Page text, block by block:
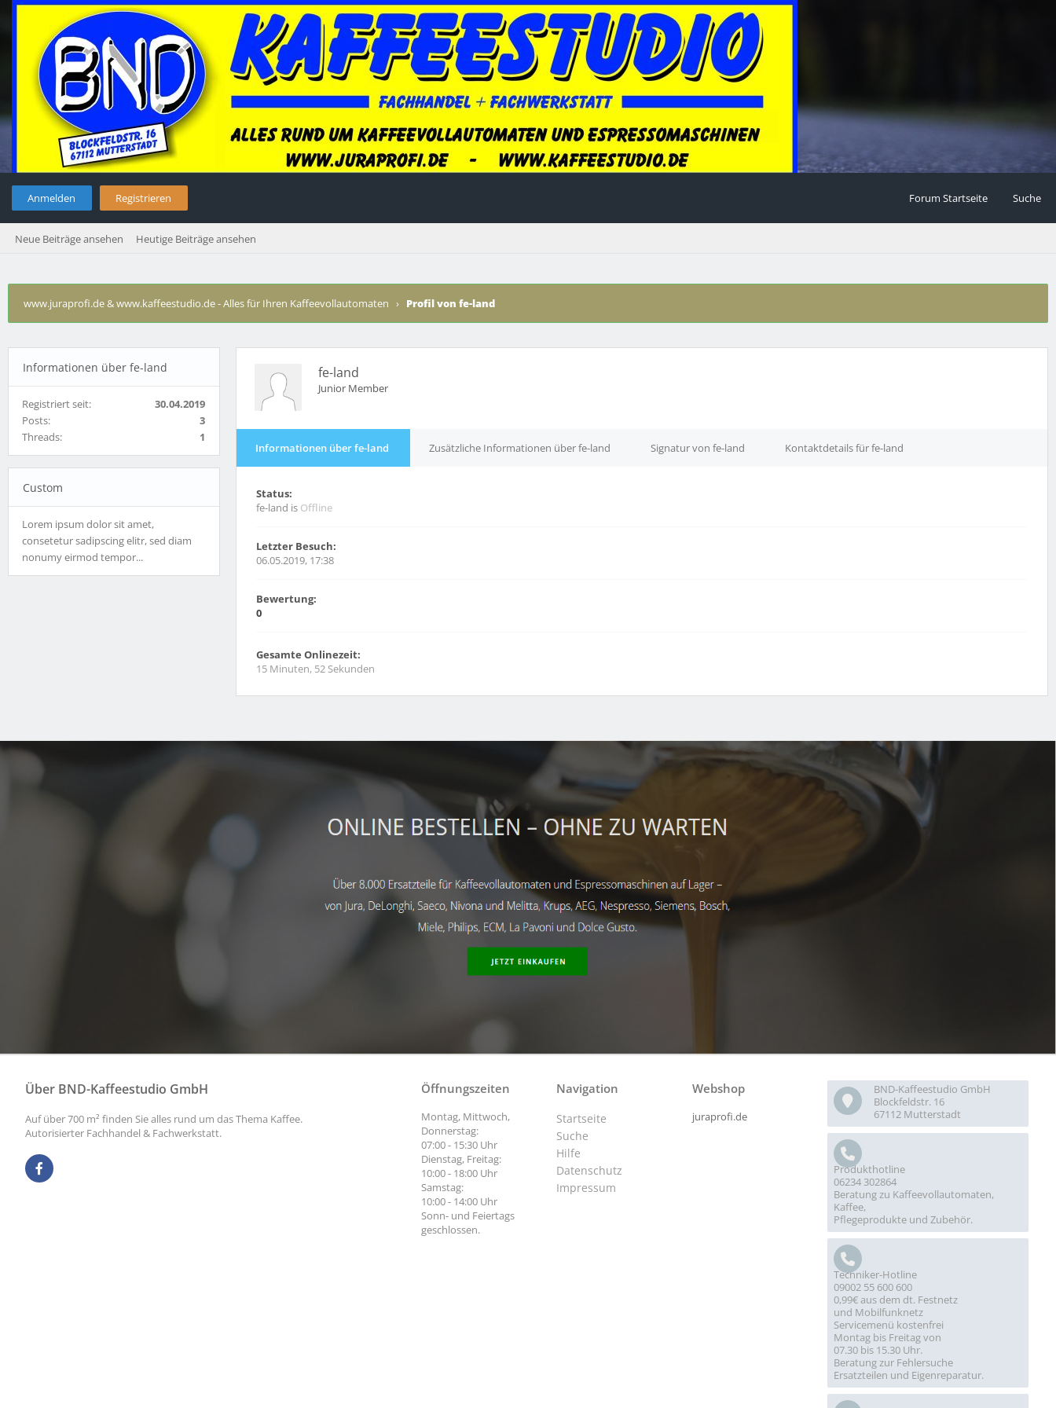
Anmelden Registrieren Forum Startseite Suche
Neue Beiträge ansehen Heutige Beiträge ansehen
www.juraprofi.de & www.kaffeestudio.de - Alles für Ihren Kaffeevollautomaten › Profil von fe-land
Informationen über fe-land
Registriert seit:
30.04.2019
Posts:
3
Threads:
1
Custom
Lorem ipsum dolor sit amet,
consetetur sadipscing elitr, sed diam
nonumy eirmod tempor...
fe-land
Junior Member
Informationen über fe-land Zusätzliche Informationen über fe-land Signatur von fe-land Kontaktdetails für fe-land
Status:
fe-land is Offline
Letzter Besuch:
06.05.2019, 17:38
Bewertung:
0
Gesamte Onlinezeit:
15 Minuten, 52 Sekunden
Über BND-Kaffeestudio GmbH
Auf über 700 m² finden Sie alles rund um das Thema Kaffee.
Autorisierter Fachhandel & Fachwerkstatt.
BND-Kaffeestudio GmbH
Blockfeldstr. 16
67112 Mutterstadt
Produkthotline
06234 302864
Beratung zu Kaffeevollautomaten,
Kaffee,
Pflegeprodukte und Zubehör.
Techniker-Hotline
09002 55 600 600
0,99€ aus dem dt. Festnetz
und Mobilfunknetz
Servicemenü kostenfrei
Montag bis Freitag von
07.30 bis 15.30 Uhr.
Beratung zur Fehlersuche
Ersatzteilen und Eigenreparatur.
Webshop
juraprofi.de
Navigation
Startseite
Suche
Hilfe
Datenschutz
Impressum
Öffnungszeiten
Montag, Mittwoch,
Donnerstag:
07:00 - 15:30 Uhr
Dienstag, Freitag:
10:00 - 18:00 Uhr
Samstag:
10:00 - 14:00 Uhr
Sonn- und Feiertags
geschlossen.